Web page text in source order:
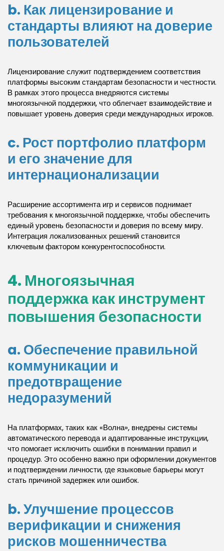
b. Как лицензирование и
стандарты влияют на доверие
пользователей
Лицензирование служит подтверждением соответствия
платформы высоким стандартам безопасности и честности.
В рамках этого процесса внедряются системы
многоязычной поддержки, что облегчает взаимодействие и
повышает уровень доверия среди международных игроков.
c. Рост портфолио платформ
и его значение для
интернационализации
Расширение ассортимента игр и сервисов поднимает
требования к многоязычной поддержке, чтобы обеспечить
единый уровень безопасности и доверия по всему миру.
Интеграция локализованных решений становится
ключевым фактором конкурентоспособности.
4. Многоязычная
поддержка как инструмент
повышения безопасности
a. Обеспечение правильной
коммуникации и
предотвращение
недоразумений
На платформах, таких как «Волна», внедрены системы
автоматического перевода и адаптированные инструкции,
что помогает исключить ошибки в понимании правил и
процедур. Это особенно важно при оформлении документов
и подтверждении личности, где языковые барьеры могут
стать причиной задержек или ошибок.
b. Улучшение процессов
верификации и снижения
рисков мошенничества